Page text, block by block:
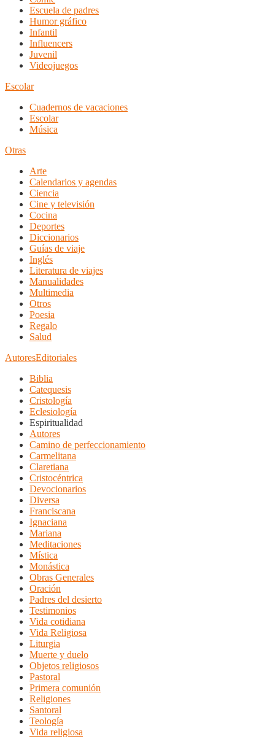
Escuela de padres
Humor gráfico
Infantil
Influencers
Juvenil
Videojuegos
Escolar
Cuadernos de vacaciones
Escolar
Música
Otras
Arte
Calendarios y agendas
Ciencia
Cine y televisión
Cocina
Deportes
Diccionarios
Guías de viaje
Inglés
Literatura de viajes
Manualidades
Multimedia
Otros
Poesia
Regalo
Salud
AutoresEditoriales
Biblia
Catequesis
Cristología
Eclesiología
Espiritualidad
Autores
Camino de perfeccionamiento
Carmelitana
Claretiana
Cristocéntrica
Devocionarios
Diversa
Franciscana
Ignaciana
Mariana
Meditaciones
Mística
Monástica
Obras Generales
Oración
Padres del desierto
Testimonios
Vida cotidiana
Vida Religiosa
Liturgia
Muerte y duelo
Objetos religiosos
Pastoral
Primera comunión
Religiones
Santoral
Teología
Vida religiosa